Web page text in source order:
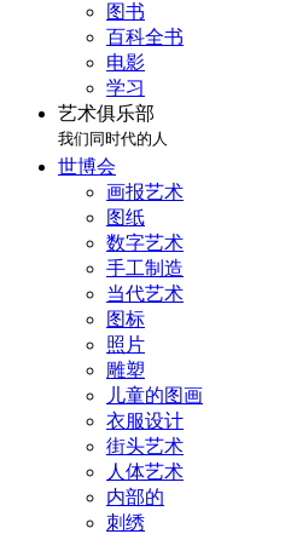
图书
百科全书
电影
学习
艺术俱乐部
我们同时代的人
世博会
画报艺术
图纸
数字艺术
手工制造
当代艺术
图标
照片
雕塑
儿童的图画
衣服设计
街头艺术
人体艺术
内部的
刺绣